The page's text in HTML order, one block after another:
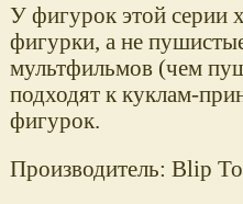
У фигурок этой серии
фигурки, а не
мультфильмов (чем
подходят к куклам-
фигурок.
Производитель: Blip